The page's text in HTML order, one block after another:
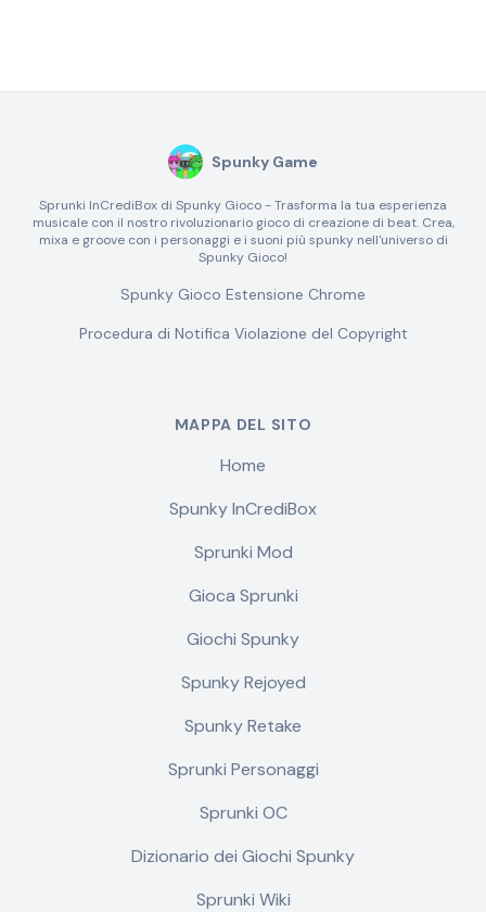
Spunky Game
Sprunki InCrediBox di Spunky Gioco - Trasforma la tua esperienza
musicale con il nostro rivoluzionario gioco di creazione di beat. Crea,
mixa e groove con i personaggi e i suoni più spunky nell'universo di
Spunky Gioco!
Spunky Gioco Estensione Chrome
Procedura di Notifica Violazione del Copyright
MAPPA DEL SITO
Home
Spunky InCrediBox
Sprunki Mod
Gioca Sprunki
Giochi Spunky
Spunky Rejoyed
Spunky Retake
Sprunki Personaggi
Sprunki OC
Dizionario dei Giochi Spunky
Sprunki Wiki